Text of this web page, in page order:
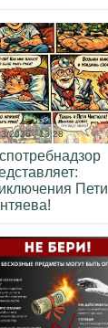
2026 - 13:28
Пети